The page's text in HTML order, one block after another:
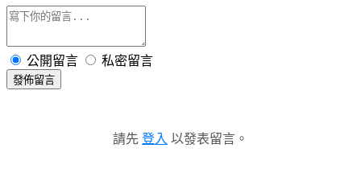
公開留言 私密留言
發佈留言
請先 登入 以發表留言。